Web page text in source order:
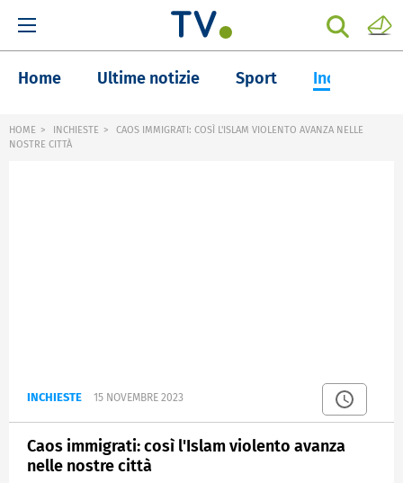
Home Ultime notizie Sport Inchieste
HOME INCHIESTE
CAOS IMMIGRATI: COSÌ L'ISLAM VIOLENTO AVANZA NELLE
NOSTRE CITTÀ
INCHIESTE 15 NOVEMBRE 2023
Caos immigrati: così l'Islam violento avanza
nelle nostre città